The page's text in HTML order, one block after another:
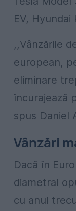
EV,
,,Vânzările
european,
eliminare
încurajează
spus Daniel
Vânzări
Dacă în
diametral
cu anul